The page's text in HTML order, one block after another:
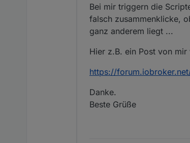
Bei mir triggern die
falsch zusammenklicke,
ganz anderem liegt ...
Hier z.B. ein Post von
https://
Danke.
Beste Grüße